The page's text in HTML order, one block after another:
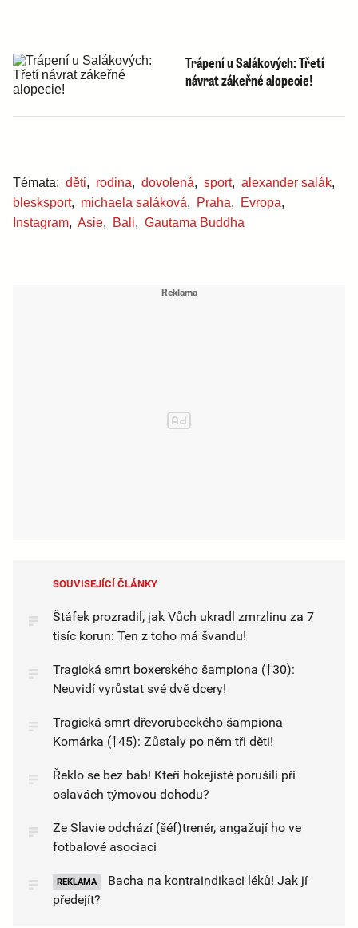
Trápení u Salákových: Třetí
návrat zákeřné alopecie!
Témata: děti, rodina, dovolená, sport, alexander salák,
blesksport, michaela saláková, Praha, Evropa,
Instagram, Asie, Bali, Gautama Buddha
SOUVISEJÍCÍ ČLÁNKY
Štáfek prozradil, jak Vůch ukradl zmrzlinu za 7
tisíc korun: Ten z toho má švandu!
Tragická smrt boxerského šampiona (†30):
Neuvidí vyrůstat své dvě dcery!
Tragická smrt dřevorubeckého šampiona
Komárka (†45): Zůstaly po něm tři děti!
Řeklo se bez bab! Kteří hokejisté porušili při
oslavách týmovou dohodu?
Ze Slavie odchází (šéf)trenér, angažují ho ve
fotbalové asociaci
REKLAMA
Bacha na kontraindikaci léků! Jak jí
předejít?